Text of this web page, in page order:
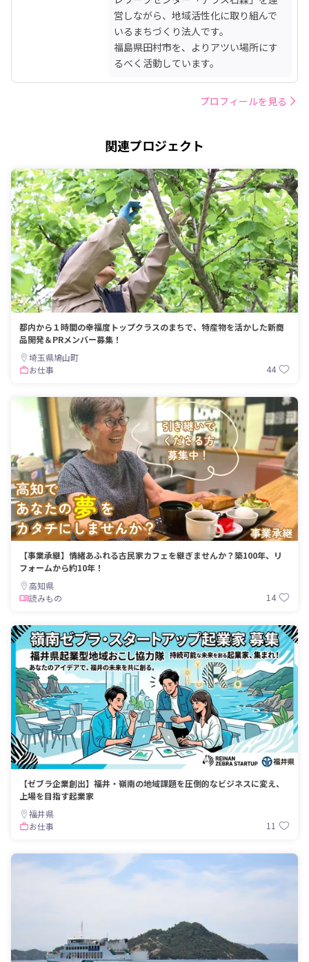
営しながら、地域活性化に取り組んで
いるまちづくり法人です。
福島県田村市を、よりアツい場所にす
るべく活動しています。
プロフィールを見る
関連プロジェクト
都内から１時間の幸福度トップクラスのまちで、特産物を活かした新商
品開発＆PRメンバー募集！
埼玉県鳩山町
お仕事
44
【事業承継】情緒あふれる古民家カフェを継ぎませんか？築100年、リ
フォームから約10年！
高知県
読みもの
14
【ゼブラ企業創出】福井・嶺南の地域課題を圧倒的なビジネスに変え、
上場を目指す起業家
福井県
お仕事
11